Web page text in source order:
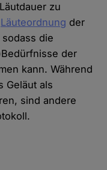
zu
Läuteordnung der
die
der
kann. Während
Geläut als
sind andere